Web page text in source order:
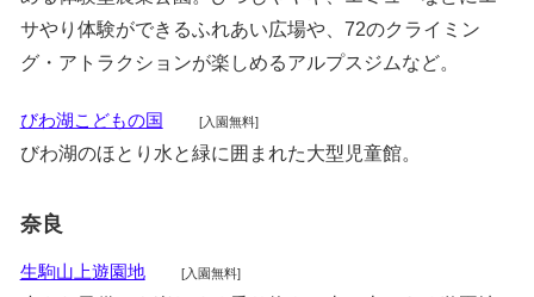
サやり体験ができるふれあい広場や、72のクライミン
グ・アトラクションが楽しめるアルプスジムなど。
びわ湖こどもの国 [入園無料]
びわ湖のほとり水と緑に囲まれた大型児童館。
奈良
生駒山上遊園地 [入園無料]